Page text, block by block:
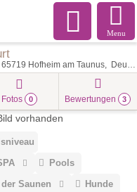
Menu
65719 Hofheim am Taunus Deutschland
Fotos 0 Bewertungen 3
Pools
Saunen
Hunde